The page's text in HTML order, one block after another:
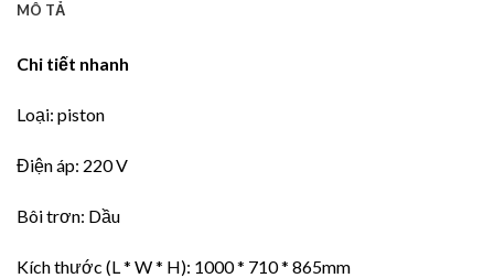
MÔ TẢ
Chi tiết nhanh
Loại: piston
Điện áp: 220 V
Bôi trơn: Dầu
Kích thước (L * W * H): 1000 * 710 * 865mm